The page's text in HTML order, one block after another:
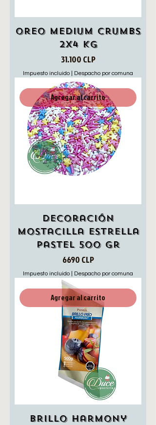
Oreo Medium Crumbs
2x4 Kg
Precio
31.100 CLP
Impuesto incluido Despacho por comuna
Agregar al carrito
Decoración
Mostacilla Estrella
Pastel 500 gr
Precio
6690 CLP
Impuesto incluido Despacho por comuna
Agregar al carrito
Brillo Harmony